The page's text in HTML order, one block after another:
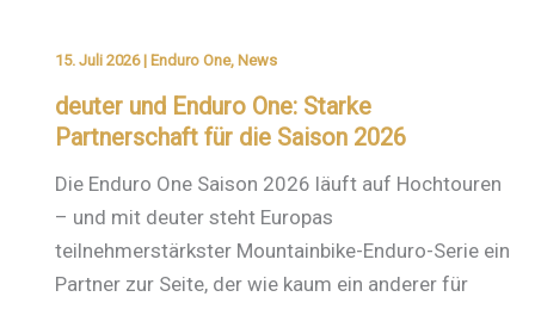
15. Juli 2026 | Enduro One, News
deuter und Enduro One: Starke
Partnerschaft für die Saison 2026
Die Enduro One Saison 2026 läuft auf Hochtouren
– und mit deuter steht Europas
teilnehmerstärkster Mountainbike-Enduro-Serie ein
Partner zur Seite, der wie kaum ein anderer für